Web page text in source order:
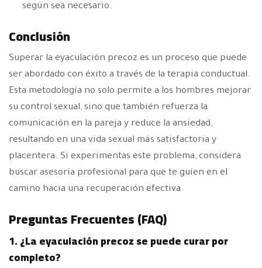
según sea necesario.
Conclusión
Superar la eyaculación precoz es un proceso que puede
ser abordado con éxito a través de la terapia conductual.
Esta metodología no solo permite a los hombres mejorar
su control sexual, sino que también refuerza la
comunicación en la pareja y reduce la ansiedad,
resultando en una vida sexual más satisfactoria y
placentera. Si experimentas este problema, considera
buscar asesoría profesional para que te guíen en el
camino hacia una recuperación efectiva.
Preguntas Frecuentes (FAQ)
1. ¿La eyaculación precoz se puede curar por
completo?